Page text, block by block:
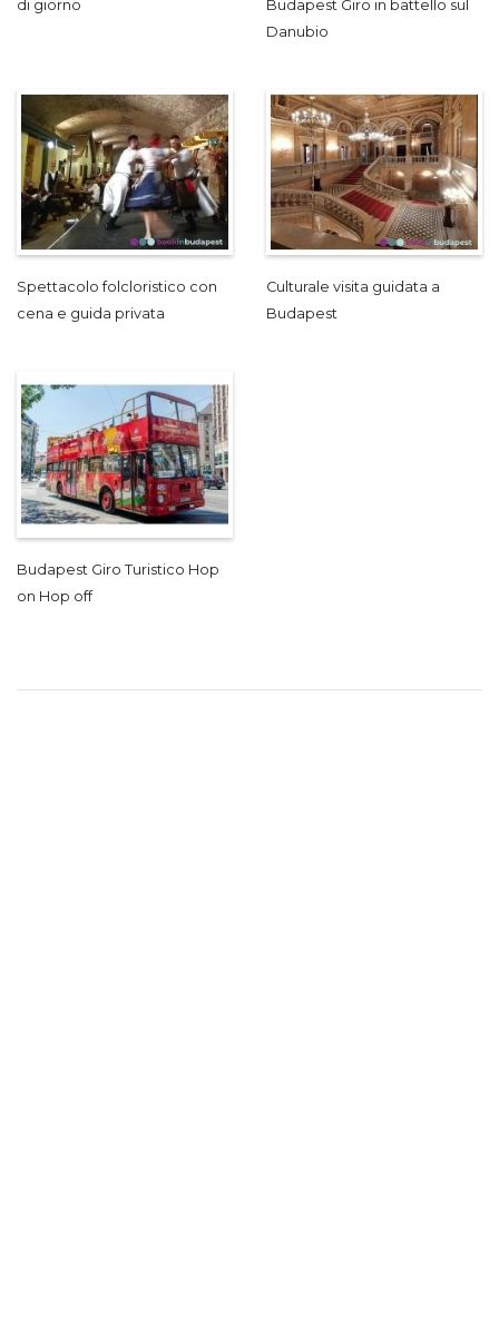
di giorno
Budapest Giro in battello sul
Danubio
Spettacolo folcloristico con
cena e guida privata
Culturale visita guidata a
Budapest
Budapest Giro Turistico Hop
on Hop off